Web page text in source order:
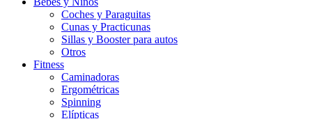
Coches y Paraguitas
Cunas y Practicunas
Sillas y Booster para autos
Otros
Fitness
Caminadoras
Ergométricas
Spinning
Elípticas